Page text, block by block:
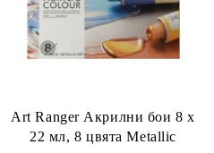
Art Ranger Акрилни бои 8 х
22 мл, 8 цвята Metallic